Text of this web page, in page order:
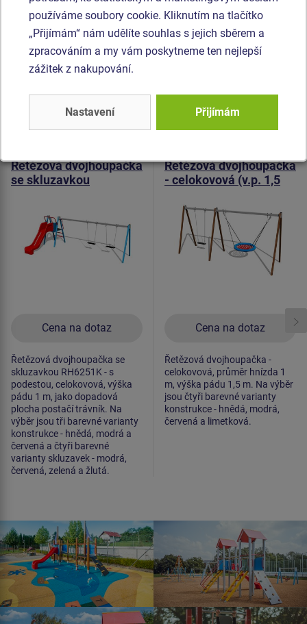
barevnou stálostí, odolností proti poškrábání a odolností
proti vodě). Sedátko Normal je hliníkové, obalené měkkou a
pohodlnou pryží. Veškerý spojovací materiál je
pozinkovaný nebo nerezový.
Podobné zboží
Řetězová dvojhoupačka
se skluzavkou
Cena na dotaz
Řetězová dvojhoupačka se
skluzavkou RH6251K - s
podestou, celokovová, výška
pádu 1 m, jako dopadová
plocha postačí trávník. Na
výběr jsou tři barevné varianty
konstrukce - hnědá, modrá a
červená a čtyři barevné
varianty skluzavek - modrá,
červená, zelená a žlutá.
Řetězová dvojhoupačka
- celokovová (v.p. 1,5
Cena na dotaz
Řetězová dvojhoupačka -
celokovová, průměr hnízda 1
m, výška pádu 1,5 m. Na výběr
jsou čtyři barevné varianty
konstrukce - hnědá, modrá,
červená a limetková.
používáme soubory cookie. Kliknutím na tlačítko
„Přijímám“ nám udělíte souhlas s jejich sběrem a
zpracováním a my vám poskytneme ten nejlepší
zážitek z nakupování.
Nastavení Přijímám